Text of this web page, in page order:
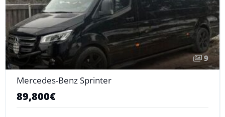
9
Mercedes-Benz Sprinter
89,800€